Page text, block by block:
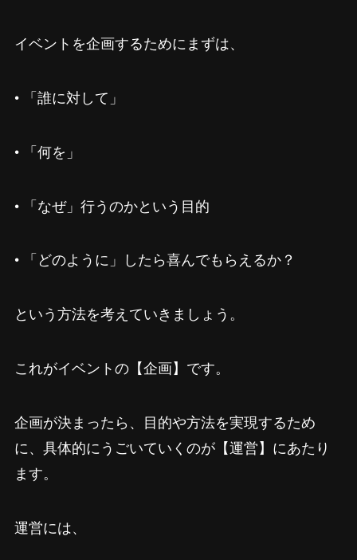
イベントを企画するためにまずは、
• 「誰に対して」
• 「何を」
• 「なぜ」行うのかという目的
• 「どのように」したら喜んでもらえるか？
という方法を考えていきましょう。
これがイベントの【企画】です。
企画が決まったら、目的や方法を実現するため
に、具体的にうごいていくのが【運営】にあたり
ます。
運営には、